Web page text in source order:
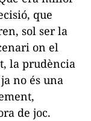
que
sol ser la
on el
la prudència
no és una
de joc.